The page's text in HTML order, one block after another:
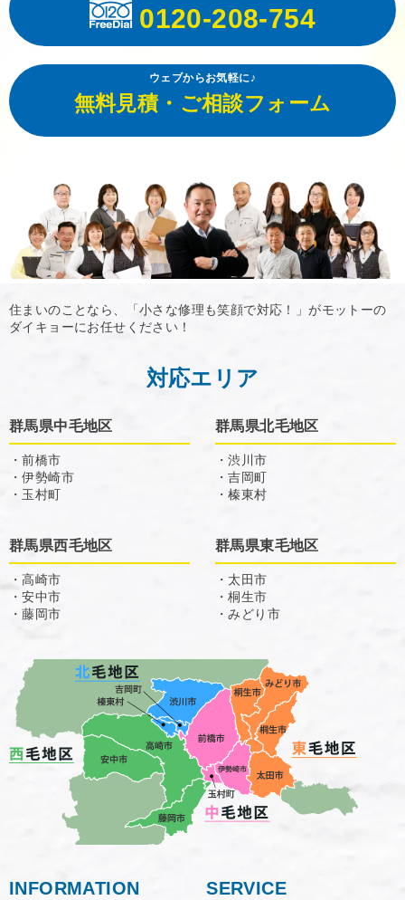
0120-208-754
ウェブからお気軽に♪
無料見積・ご相談フォーム
住まいのことなら、「小さな修理も笑顔で対応！」がモットーの
ダイキョーにお任せください！
対応エリア
群馬県中毛地区
・前橋市
・伊勢崎市
・玉村町
群馬県北毛地区
・渋川市
・吉岡町
・榛東村
群馬県西毛地区
・高崎市
・安中市
・藤岡市
群馬県東毛地区
・太田市
・桐生市
・みどり市
INFORMATION SERVICE